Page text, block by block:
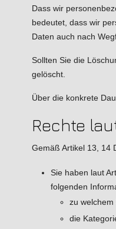
Dass wir
bedeutet, dass wir
Daten auch nach
Sollten Sie die
gelöscht.
Über die konkrete
Rechte
Gemäß Artikel 13, 14
Sie haben laut
folgenden
zu
die